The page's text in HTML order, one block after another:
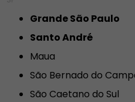
Grande São Paulo
Santo André
Maua
São Bernado do
São Caetano do Sul